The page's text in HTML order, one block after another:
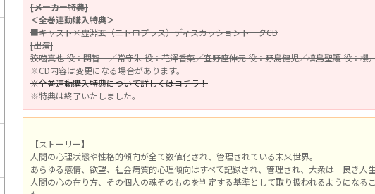
[メーカー特典]
＜全巻連動購入特典＞
■キャスト×虚淵玄（ニトロプラス）ディスカッショントークCD
[出演]
狡噛真也 役：関智一／常守朱 役：花澤香菜／宜野座伸元 役：野島健児／槙島聖護 役：
※CD内容は変更になる場合があります。
※全巻連動購入特典について詳しくはコチラ！
※特典は終了いたしました。
【ストーリー】
人間の心理状態や性格的傾向が全て数値化され、管理されている未来世界。
あらゆる感情、欲望、社会病質的心理傾向はすべて記録され、管理され、大衆は「良き人
人間の心の在り方、その個人の魂そのものを判定する基準として取り扱われるようになる